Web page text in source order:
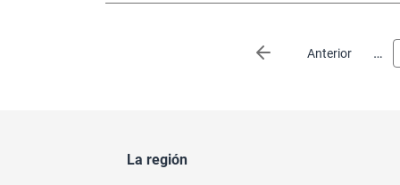
Anterior
Página anterior …
La región